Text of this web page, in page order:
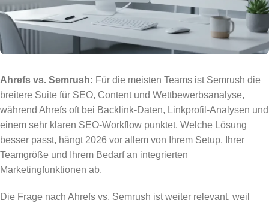
Ahrefs vs. Semrush: Für die meisten Teams ist Semrush die
breitere Suite für SEO, Content und Wettbewerbsanalyse,
während Ahrefs oft bei Backlink-Daten, Linkprofil-Analysen und
einem sehr klaren SEO-Workflow punktet. Welche Lösung
besser passt, hängt 2026 vor allem von Ihrem Setup, Ihrer
Teamgröße und Ihrem Bedarf an integrierten
Marketingfunktionen ab.
Die Frage nach Ahrefs vs. Semrush ist weiter relevant, weil